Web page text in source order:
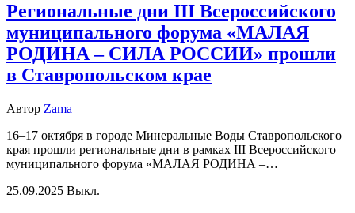
Региональные дни III Всероссийского
муниципального форума «МАЛАЯ
РОДИНА – СИЛА РОССИИ» прошли
в Ставропольском крае
Автор Zama
16–17 октября в городе Минеральные Воды Ставропольского
края прошли региональные дни в рамках III Всероссийского
муниципального форума «МАЛАЯ РОДИНА –…
25.09.2025 Выкл.